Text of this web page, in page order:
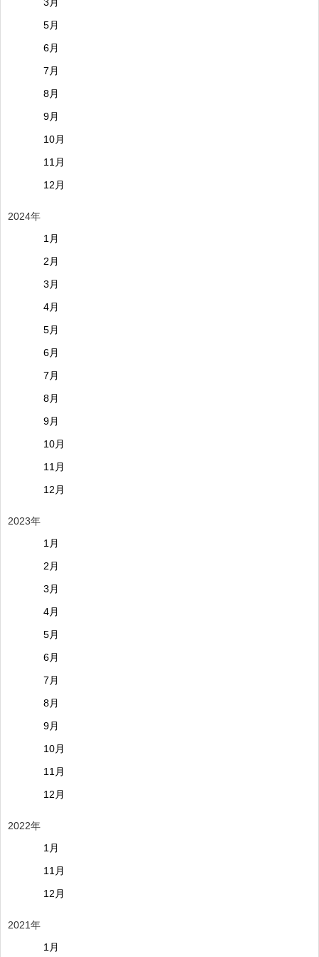
3月
5月
6月
7月
8月
9月
10月
11月
12月
2024年
1月
2月
3月
4月
5月
6月
7月
8月
9月
10月
11月
12月
2023年
1月
2月
3月
4月
5月
6月
7月
8月
9月
10月
11月
12月
2022年
1月
11月
12月
2021年
1月